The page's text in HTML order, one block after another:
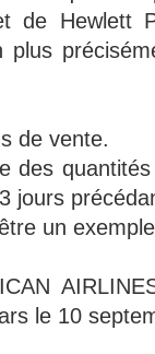
de Hewlett
plus
de vente.
des
jours
un
le 10